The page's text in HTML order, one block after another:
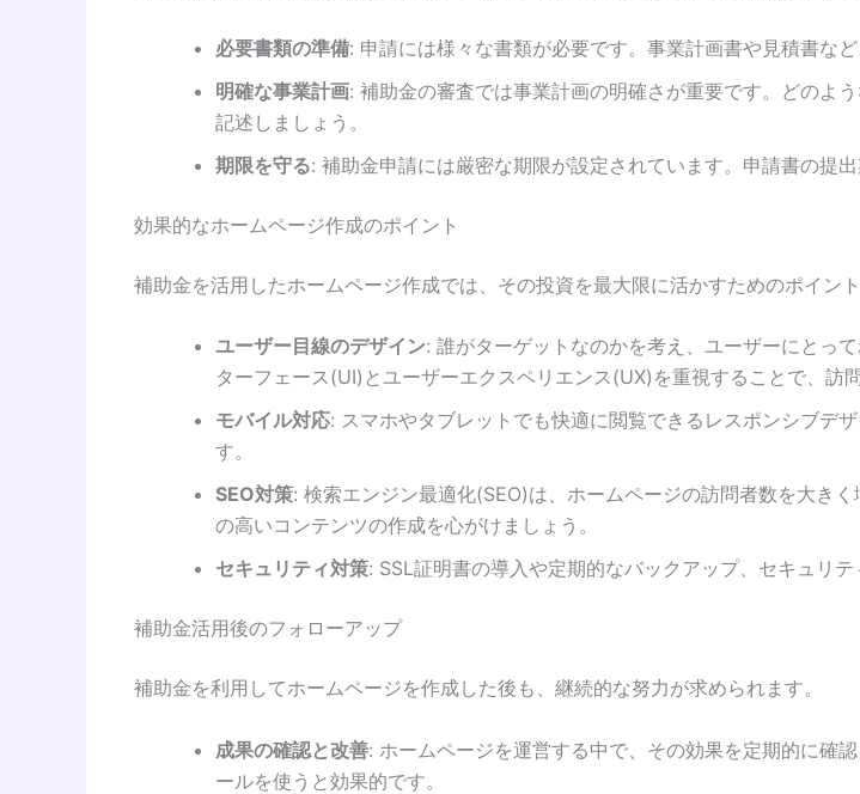
必要書類の準備: 申請には様々な書類が必要です。事業計画書や見積書な
明確な事業計画: 補助金の審査では事業計画の明確さが重要です。どのよ
記述しましょう。
期限を守る: 補助金申請には厳密な期限が設定されています。申請書の提
効果的なホームページ作成のポイント
補助金を活用したホームページ作成では、その投資を最大限に活かすためのポイント
ユーザー目線のデザイン: 誰がターゲットなのかを考え、ユーザーにとっ
ターフェース(UI)とユーザーエクスペリエンス(UX)を重視することで、訪
モバイル対応: スマホやタブレットでも快適に閲覧できるレスポンシブデ
す。
SEO対策: 検索エンジン最適化(SEO)は、ホームページの訪問者数を大き
の高いコンテンツの作成を心がけましょう。
セキュリティ対策: SSL証明書の導入や定期的なバックアップ、セキュリ
補助金活用後のフォローアップ
補助金を利用してホームページを作成した後も、継続的な努力が求められます。
成果の確認と改善: ホームページを運営する中で、その効果を定期的に確
ールを使うと効果的です。